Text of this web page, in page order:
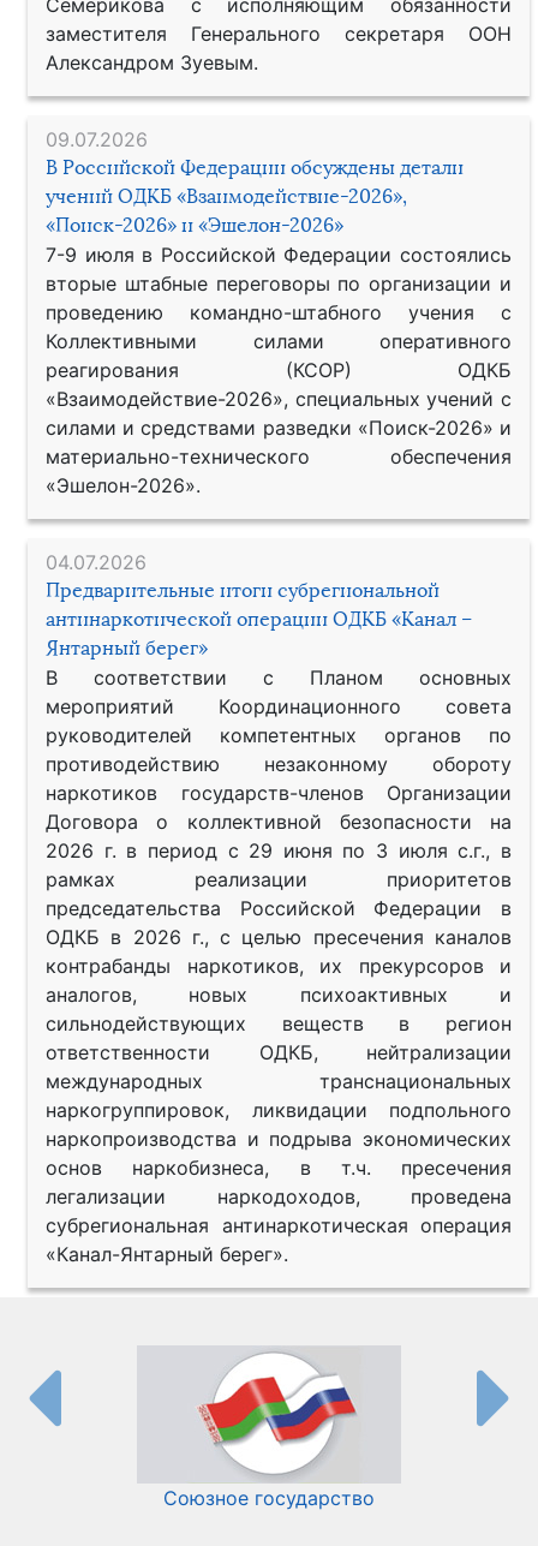
заместителя Генерального секретаря ООН
Александром Зуевым.
09.07.2026
В Российской Федерации обсуждены детали
учений ОДКБ «Взаимодействие-2026»,
«Поиск-2026» и «Эшелон-2026»
7-9 июля в Российской Федерации состоялись
вторые штабные переговоры по организации и
проведению командно-штабного учения с
Коллективными силами оперативного
реагирования (КСОР) ОДКБ
«Взаимодействие-2026», специальных учений с
силами и средствами разведки «Поиск-2026» и
материально-технического обеспечения
«Эшелон-2026».
04.07.2026
Предварительные итоги субрегиональной
антинаркотической операции ОДКБ «Канал –
Янтарный берег»
В соответствии с Планом основных
мероприятий Координационного совета
руководителей компетентных органов по
противодействию незаконному обороту
наркотиков государств-членов Организации
Договора о коллективной безопасности на
2026 г. в период с 29 июня по 3 июля с.г., в
рамках реализации приоритетов
председательства Российской Федерации в
ОДКБ в 2026 г., с целью пресечения каналов
контрабанды наркотиков, их прекурсоров и
аналогов, новых психоактивных и
сильнодействующих веществ в регион
ответственности ОДКБ, нейтрализации
международных транснациональных
наркогруппировок, ликвидации подпольного
наркопроизводства и подрыва экономических
основ наркобизнеса, в т.ч. пресечения
легализации наркодоходов, проведена
субрегиональная антинаркотическая операция
«Канал-Янтарный берег».
Союзное государство